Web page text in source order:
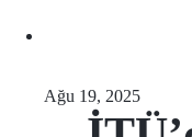
Ağu 19, 2025